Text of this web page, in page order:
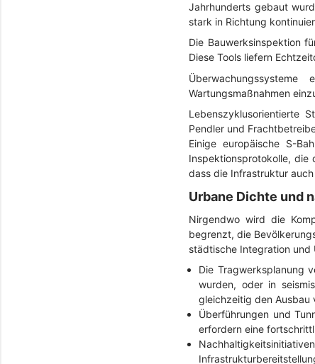
Jahrhunderts gebaut
stark in Richtung
Die Bauwerksinspektion
Diese Tools liefern
Wartungsmaßnahmen
Lebenszyklusorientierte
Pendler und
Einige europäische S-
Inspektionsprotokolle, die
dass die Infrastruktur
Urbane Dichte und
Nirgendwo wird die
begrenzt, die
städtische Integration und
Die Tragwerksplanung
wurden, oder in
gleichzeitig den Ausbau
Überführungen und
erfordern eine